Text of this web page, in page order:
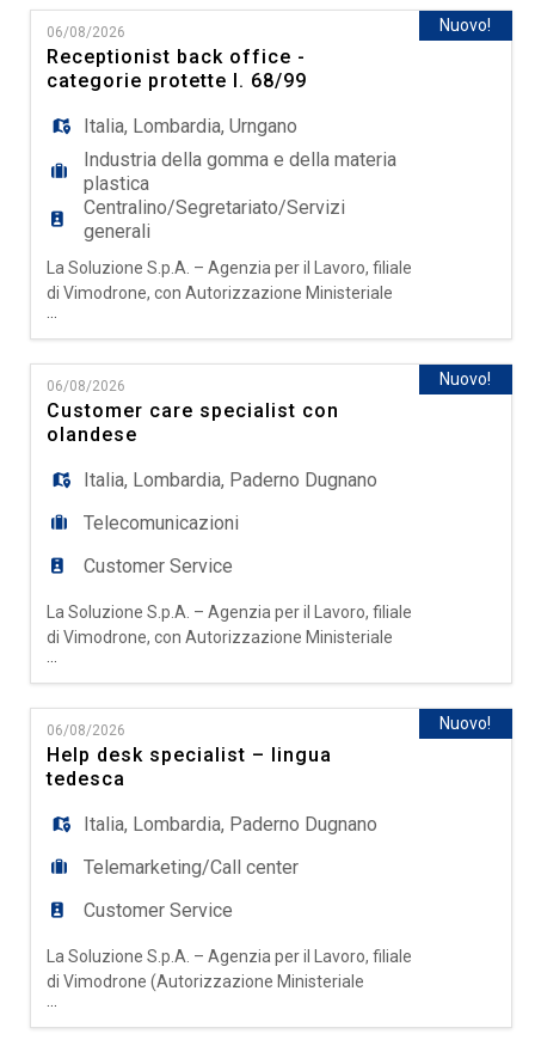
GDO, STAGISTA CASSIERA per il punto vendita
di DESIO (MB) La risorsa verrà inserita nella
corsia i corsia e si occuperà prevalentemente di: -
gestione cassa - supporto ordine
06/08/2026
Receptionist back office -
categorie protette l. 68/99
Italia, Lombardia,Urngano
Industria della gomma e della materia
plastica
Centralino/Segretariato/Servizi
generali
La Soluzione S.p.A. – Agenzia per il Lavoro, filiale
di Vimodrone, con Autorizzazione Ministeriale
Definitiva Prot. N° 0000518 del 18/11/2025,
ricerca per azienda cliente una risorsa
appartenente alle Categorie Protette L. 68/99 da
inserire come: Receptionist back office -
Categorie Protette L. 68/99 La risorsa sarà
inserita all'interno degli uff
Nuovo!
06/08/2026
Customer care specialist con
olandese
Italia, Lombardia, Paderno Dugnano
Telecomunicazioni
Customer Service
La Soluzione S.p.A. – Agenzia per il Lavoro, filiale
di Vimodrone, con Autorizzazione Ministeriale
Definitiva Prot. N° 0000518 del 18/11/2025,
ricerca per azienda cliente operante nel settore
customer care una risorsa da inserire come:
Customer Care Specialist con olandese La
risorsa sarà inserita all'interno di un servizio di
assistenza clienti
Nuovo!
06/08/2026
Help desk specialist – lingua
tedesca
Italia, Lombardia, Paderno Dugnano
Telemarketing/Call center
Customer Service
La Soluzione S.p.A. – Agenzia per il Lavoro, filiale
di Vimodrone (Autorizzazione Ministeriale
Definitiva Prot. N° 0000518 del 18/11/2025)
seleziona per azienda operante nel settore
Nuovo!